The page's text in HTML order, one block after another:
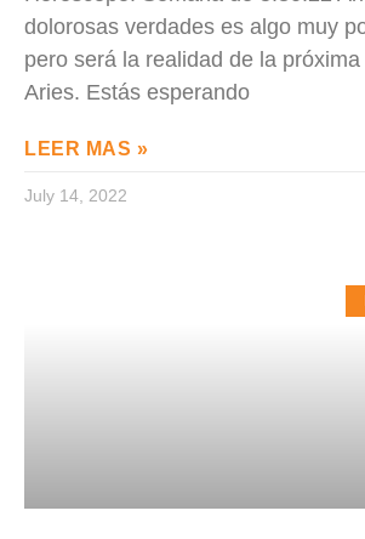
dolorosas verdades es algo muy
pero será la realidad de la
Aries. Estás esperando
LEER MAS »
July 14, 2022